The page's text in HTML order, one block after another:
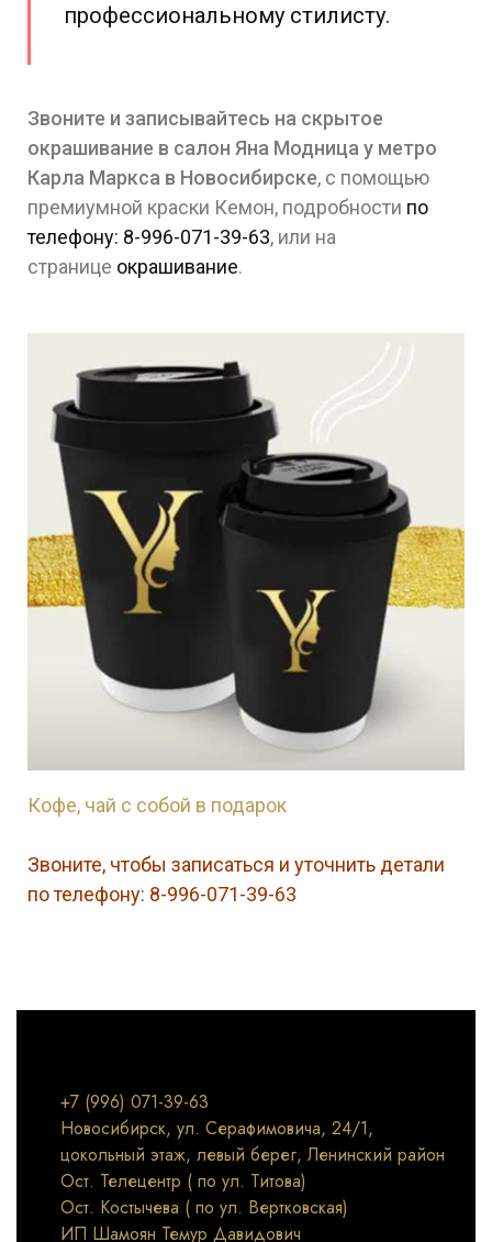
профессиональному стилисту.
Звоните и записывайтесь на скрытое
окрашивание в салон Яна Модница у метро
Карла Маркса в Новосибирске, с помощью
премиумной краски Кемон, подробности по
телефону: 8-996-071-39-63, или на
странице окрашивание.
Кофе, чай с собой в подарок
Звоните, чтобы записаться и уточнить детали
по телефону: 8-996-071-39-63
+7 (996) 071-39-63
Новосибирск, ул. Серафимовича, 24/1,
цокольный этаж, левый берег, Ленинский район
Ост. Телецентр ( по ул. Титова)
Ост. Костычева ( по ул. Вертковская)
ИП Шамоян Темур Давидович